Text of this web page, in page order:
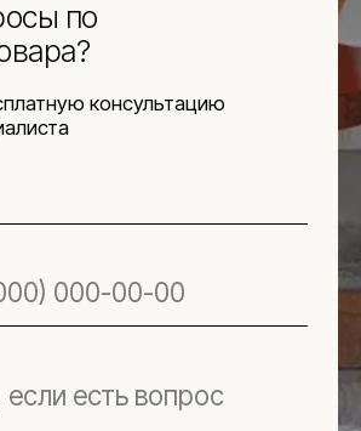
файлов куки
Рассрочка
Доставка и оплата
Обмен и возврат
Документы